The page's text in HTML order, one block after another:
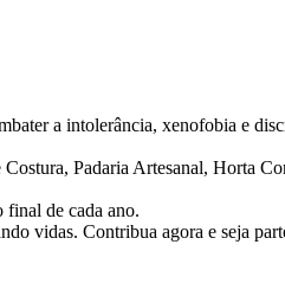
a intolerância, xenofobia e
Padaria Artesanal, Horta
final de cada ano.
vidas. Contribua agora e seja